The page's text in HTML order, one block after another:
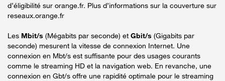
d’éligibilité sur orange.fr. Plus d’informations sur la couverture sur
reseaux.orange.fr
Les Mbit/s (Mégabits par seconde) et Gbit/s (Gigabits par
seconde) mesurent la vitesse de connexion Internet. Une
connexion en Mbt/s est suffisante pour des usages courants
comme le streaming HD et la navigation web. En revanche, une
connexion en Gbt/s offre une rapidité optimale pour le streaming